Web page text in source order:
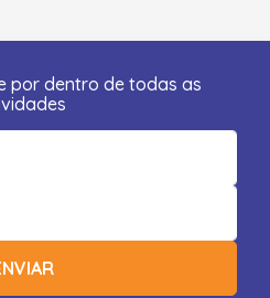
por dentro de todas as